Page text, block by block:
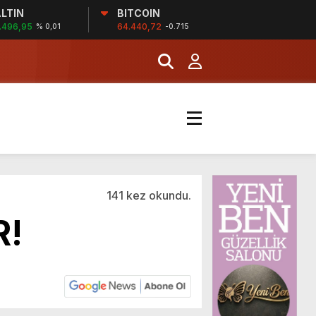
% 0,01
BITCOIN
64.440,72 -0.715
141 kez okundu.